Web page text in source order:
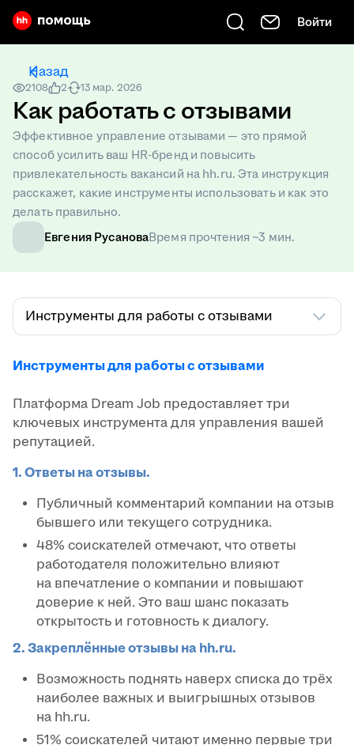
Войти
Назад
2108 2 13 мар. 2026
Как работать с отзывами
Эффективное управление отзывами — это прямой
способ усилить ваш HR-бренд и повысить
привлекательность вакансий на hh.ru. Эта инструкция
расскажет, какие инструменты использовать и как это
делать правильно.
Евгения РусановаВремя прочтения ~3 мин.
Инструменты для работы с отзывами
Инструменты для работы с отзывами
Платформа Dream Job предоставляет три
ключевых инструмента для управления вашей
репутацией.
1. Ответы на отзывы.
Публичный комментарий компании на отзыв
бывшего или текущего сотрудника.
48% соискателей отмечают, что ответы
работодателя положительно влияют
на впечатление о компании и повышают
доверие к ней. Это ваш шанс показать
открытость и готовность к диалогу.
2. Закреплённые отзывы на hh.ru.
Возможность поднять наверх списка до трёх
наиболее важных и выигрышных отзывов
на hh.ru.
51% соискателей читают именно первые три